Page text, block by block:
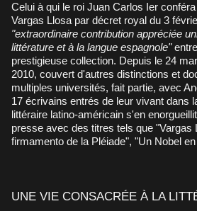
Celui à qui le roi Juan Carlos Ier
Vargas Llosa par décret royal du 3
"extraordinaire contribution appréciée
littérature et à la langue espagnole"
prestigieuse collection. Depuis le 24
2010, couvert d'autres distinctions et
multiples universités, fait partie, avec
17 écrivains entrés de leur vivant dans
littéraire latino-américain s'en
presse avec des titres tels que "Vargas
firmamento de la Pléiade", "Un Nobel
UNE VIE CONSACRÉE À LA